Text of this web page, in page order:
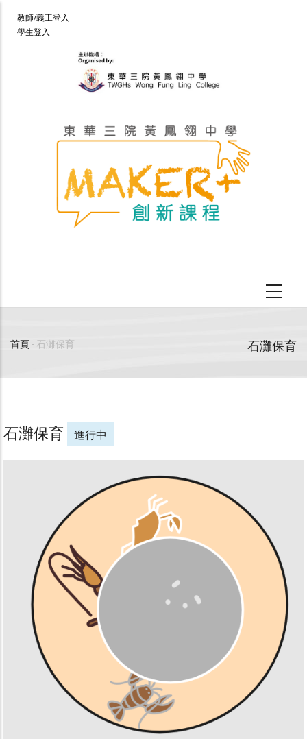
User
account
教師/義工登入
學生登入
石灘保育
導
連
結
首頁 - 石灘保育
石灘保育 進行中